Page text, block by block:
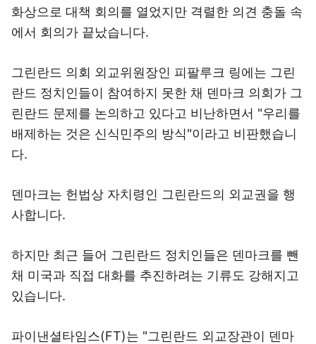
화상으로 대책 회의를 열었지만 격렬한 의견 충돌 속
에서 회의가 끝났습니다.
그린란드 의회 외교위원장인 피팔루크 링에는 그린
란드 정치인들이 참여하지 못한 채 덴마크 의회가 그
린란드 문제를 논의하고 있다고 비난하면서 "우리를
배제하는 것은 신식민주의 방식"이라고 비판했습니
다.
덴마크는 헌법상 자치령인 그린란드의 외교권을 행
사합니다.
하지만 최근 들어 그린란드 정치인들은 덴마크를 뺀
채 미국과 직접 대화를 추진하려는 기류도 강해지고
있습니다.
파이낸셜타임스(FT)는 "그린란드 외교장관이 덴마